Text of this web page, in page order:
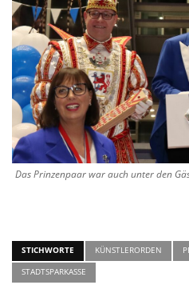
Das Prinzenpaar war auch unter den
STICHWORTE KÜNSTLERORDEN
STADTSPARKASSE